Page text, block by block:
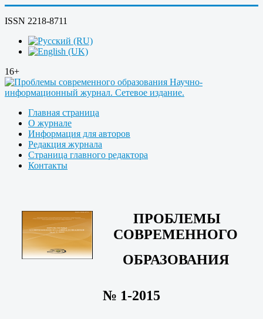
ISSN 2218-8711
16+
Главная страница
О журнале
Информация для авторов
Редакция журнала
Страница главного редактора
Контакты
ПРОБЛЕМЫ
СОВРЕМЕННОГО
ОБРАЗОВАНИЯ
№ 1-2015